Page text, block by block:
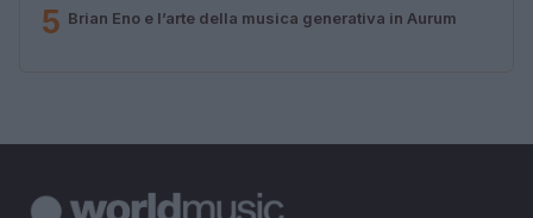
5 Brian Eno e l’arte della musica generativa in Aurum